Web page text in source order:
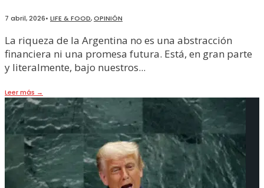
7 abril, 2026• LIFE & FOOD,OPINIÓN
La riqueza de la Argentina no es una abstracción
financiera ni una promesa futura. Está, en gran parte
y literalmente, bajo nuestros...
Leer más →